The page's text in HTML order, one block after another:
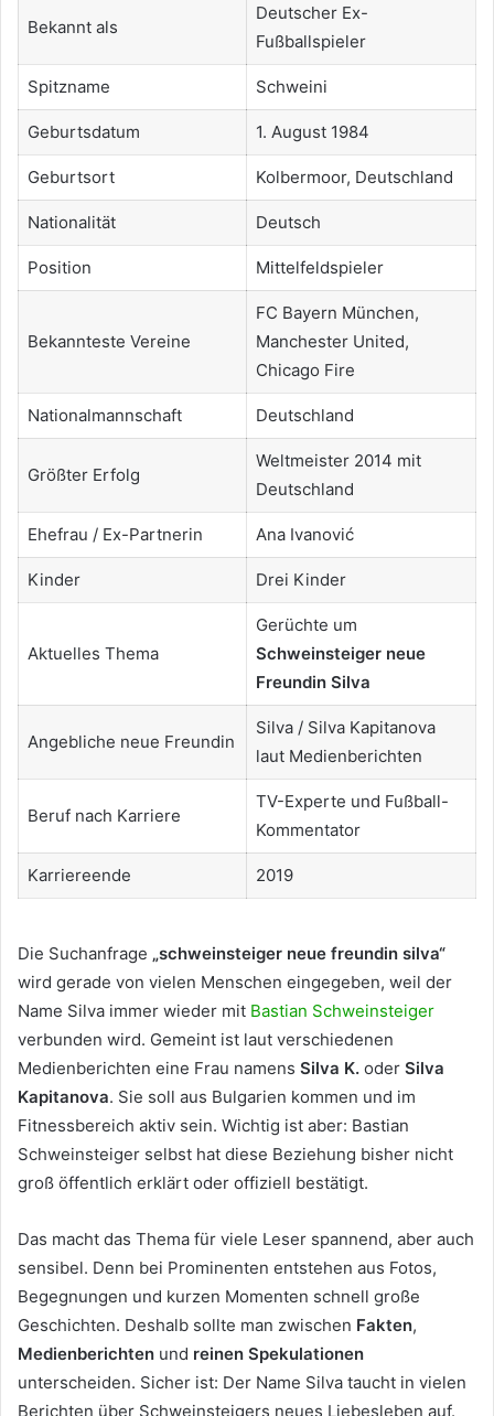
Bekannt als
Deutscher Ex-
Fußballspieler
Spitzname Schweini
Geburtsdatum 1. August 1984
Geburtsort Kolbermoor, Deutschland
Nationalität Deutsch
Position Mittelfeldspieler
Bekannteste Vereine
FC Bayern München,
Manchester United,
Chicago Fire
Nationalmannschaft Deutschland
Größter Erfolg
Weltmeister 2014 mit
Deutschland
Ehefrau / Ex-Partnerin Ana Ivanović
Kinder Drei Kinder
Aktuelles Thema
Gerüchte um
Schweinsteiger neue
Freundin Silva
Angebliche neue Freundin
Silva / Silva Kapitanova
laut Medienberichten
Beruf nach Karriere
TV-Experte und Fußball-
Kommentator
Karriereende 2019
Die Suchanfrage „schweinsteiger neue freundin silva“
wird gerade von vielen Menschen eingegeben, weil der
Name Silva immer wieder mit Bastian Schweinsteiger
verbunden wird. Gemeint ist laut verschiedenen
Medienberichten eine Frau namens Silva K. oder Silva
Kapitanova. Sie soll aus Bulgarien kommen und im
Fitnessbereich aktiv sein. Wichtig ist aber: Bastian
Schweinsteiger selbst hat diese Beziehung bisher nicht
groß öffentlich erklärt oder offiziell bestätigt.
Das macht das Thema für viele Leser spannend, aber auch
sensibel. Denn bei Prominenten entstehen aus Fotos,
Begegnungen und kurzen Momenten schnell große
Geschichten. Deshalb sollte man zwischen Fakten,
Medienberichten und reinen Spekulationen
unterscheiden. Sicher ist: Der Name Silva taucht in vielen
Berichten über Schweinsteigers neues Liebesleben auf.